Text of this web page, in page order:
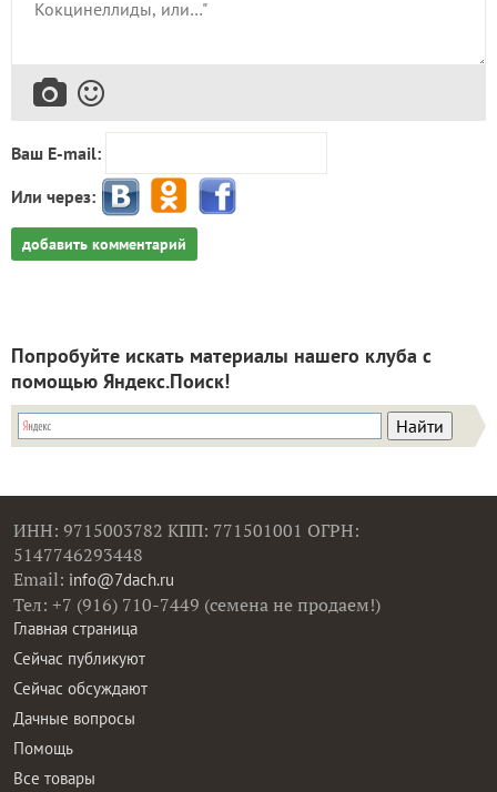
Ваш E-mail:
Или через:
добавить комментарий
Попробуйте искать материалы нашего клуба с
помощью Яндекс.Поиск!
ИНН: 9715003782 КПП: 771501001 ОГРН:
5147746293448
Email: info@7dach.ru
Тел: +7 (916) 710-7449 (семена не продаем!)
Главная страница
Сейчас публикуют
Сейчас обсуждают
Дачные вопросы
Помощь
Все товары